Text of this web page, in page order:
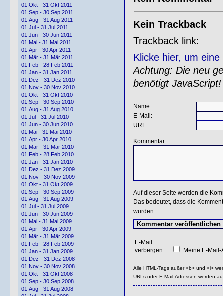
01.Okt - 31 Okt 2011
01.Sep - 30 Sep 2011
01.Aug - 31 Aug 2011
01.Jul - 31 Jul 2011
01.Jun - 30 Jun 2011
01.Mai - 31 Mai 2011
01.Apr - 30 Apr 2011
01.Mär - 31 Mär 2011
01.Feb - 28 Feb 2011
01.Jan - 31 Jan 2011
01.Dez - 31 Dez 2010
01.Nov - 30 Nov 2010
01.Okt - 31 Okt 2010
01.Sep - 30 Sep 2010
01.Aug - 31 Aug 2010
01.Jul - 31 Jul 2010
01.Jun - 30 Jun 2010
01.Mai - 31 Mai 2010
01.Apr - 30 Apr 2010
01.Mär - 31 Mär 2010
01.Feb - 28 Feb 2010
01.Jan - 31 Jan 2010
01.Dez - 31 Dez 2009
01.Nov - 30 Nov 2009
01.Okt - 31 Okt 2009
01.Sep - 30 Sep 2009
01.Aug - 31 Aug 2009
01.Jul - 31 Jul 2009
01.Jun - 30 Jun 2009
01.Mai - 31 Mai 2009
01.Apr - 30 Apr 2009
01.Mär - 31 Mär 2009
01.Feb - 28 Feb 2009
01.Jan - 31 Jan 2009
01.Dez - 31 Dez 2008
01.Nov - 30 Nov 2008
01.Okt - 31 Okt 2008
01.Sep - 30 Sep 2008
01.Aug - 31 Aug 2008
Kein Trackback
Trackback link:
Klicke hier, um
Achtung: Die neu
benötigt JavaScript!
Name:
E-Mail:
URL:
Kommentar:
Auf dieser Seite werden die
Das bedeutet, dass die
wurden.
E-Mail
verbergen:
Meine E-
Alle HTML-Tags außer <b> und <i>
URLs oder E-Mail-Adressen werden